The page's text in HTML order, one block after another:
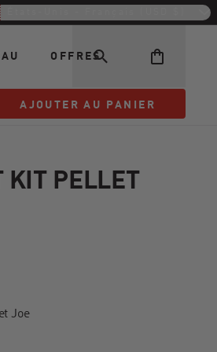
OFFRES
AJOUTER AU PANIER
AJOUTER AU PANIER
KIT PELLET
Joe